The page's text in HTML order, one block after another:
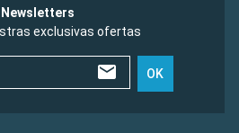
Newsletters
exclusivas ofertas
OK